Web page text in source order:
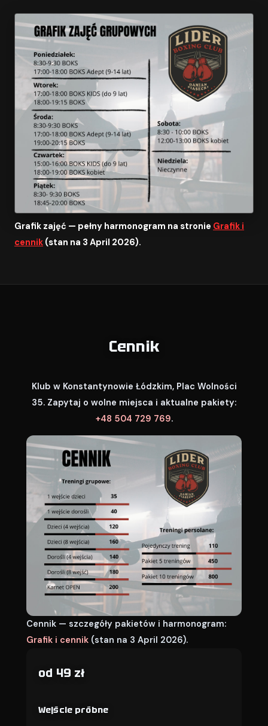
Grafik zajęć — pełny harmonogram na stronie Grafik i
cennik (stan na 3 April 2026).
Cennik
Klub w Konstantynowie Łódzkim, Plac Wolności
35. Zapytaj o wolne miejsca i aktualne pakiety:
+48 504 729 769.
Cennik — szczegóły pakietów i harmonogram:
Grafik i cennik (stan na 3 April 2026).
od 49 zł
Wejście próbne